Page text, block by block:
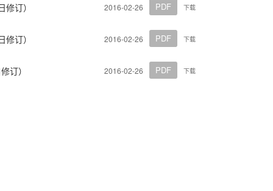
订） 下载
PDF
2016-02-26
订） 下载
PDF
2016-02-26
订） 下载
PDF
2016-02-26